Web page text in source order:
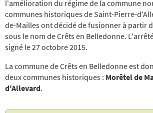
l'amélioration du régime de la commune
communes historiques de Saint-Pierre-
de-Mailles ont décidé de fusionner à partir
sous le nom de Crêts en Belledonne.
signé le 27 octobre 2015.
La commune de Crêts en Belledonne est
deux communes historiques : Morêtel de
d'Allevard.